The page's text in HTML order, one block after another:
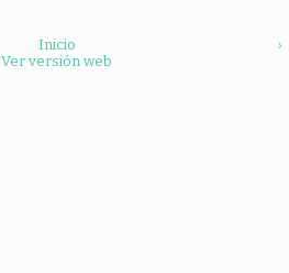
›
Inicio
Ver versión web